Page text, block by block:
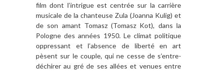
film dont l’intrigue est centrée sur la carrière
musicale de la chanteuse Zula (Joanna Kulig) et
de son amant Tomasz (Tomasz Kot), dans la
Pologne des années 1950. Le climat politique
oppressant et l’absence de liberté en art
pèsent sur le couple, qui ne cesse de s’entre-
déchirer au gré de ses allées et venues entre